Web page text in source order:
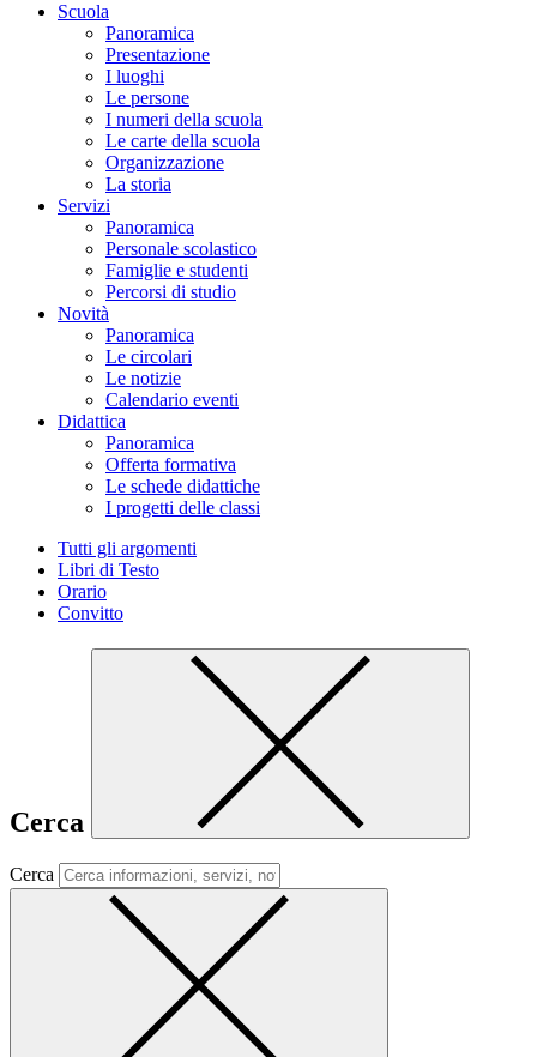
Scuola
Panoramica
Presentazione
I luoghi
Le persone
I numeri della scuola
Le carte della scuola
Organizzazione
La storia
Servizi
Panoramica
Personale scolastico
Famiglie e studenti
Percorsi di studio
Novità
Panoramica
Le circolari
Le notizie
Calendario eventi
Didattica
Panoramica
Offerta formativa
Le schede didattiche
I progetti delle classi
Tutti gli argomenti
Libri di Testo
Orario
Convitto
Cerca
Cerca